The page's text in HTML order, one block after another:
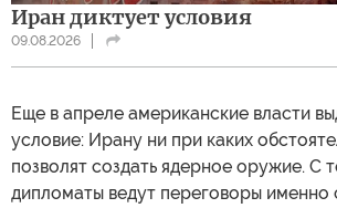
Иран диктует условия
09.08.2026
Еще в апреле американские власти
условие: Ирану ни при каких
позволят создать ядерное оружие. С
дипломаты ведут переговоры именно